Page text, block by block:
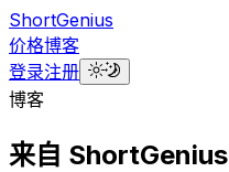
ShortGenius
价格博客
登录注册
博客
来自 ShortGenius